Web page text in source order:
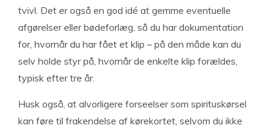
tvivl. Det er også en god idé at gemme eventuelle
afgørelser eller bødeforlæg, så du har dokumentation
for, hvornår du har fået et klip – på den måde kan du
selv holde styr på, hvornår de enkelte klip forældes,
typisk efter tre år.
Husk også, at alvorligere forseelser som spirituskørsel
kan føre til frakendelse af kørekortet, selvom du ikke